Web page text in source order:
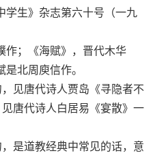
学生》杂志第六十号（一九
；《海赋》，晋代木华
北周庾信作。
见唐代诗人贾岛《寻隐者不
唐代诗人白居易《宴散》一
是道教经典中常见的话，意